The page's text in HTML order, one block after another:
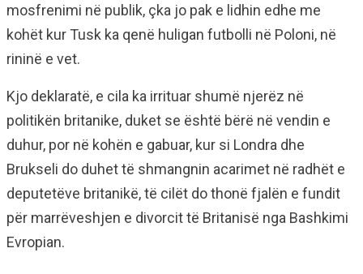
mosfrenimi në publik, çka jo pak e lidhin edhe me
kohët kur Tusk ka qenë huligan futbolli në Poloni, në
rininë e vet.
Kjo deklaratë, e cila ka irrituar shumë njerëz në
politikën britanike, duket se është bërë në vendin e
duhur, por në kohën e gabuar, kur si Londra dhe
Brukseli do duhet të shmangnin acarimet në radhët e
deputetëve britanikë, të cilët do thonë fjalën e fundit
për marrëveshjen e divorcit të Britanisë nga Bashkimi
Evropian.